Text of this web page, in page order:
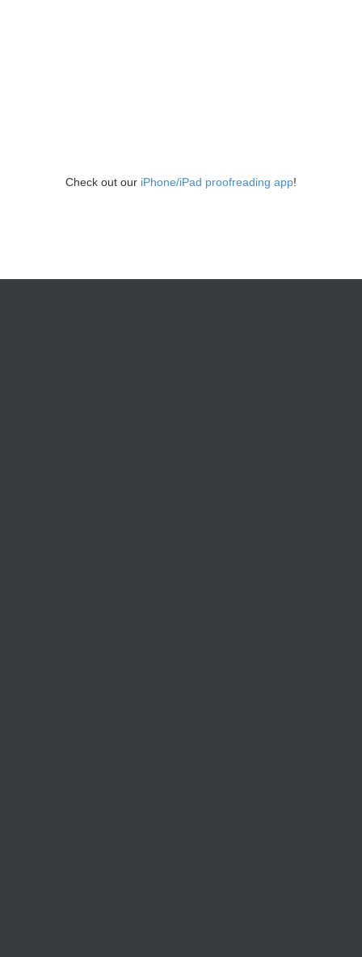
Check out our iPhone/iPad proofreading app!